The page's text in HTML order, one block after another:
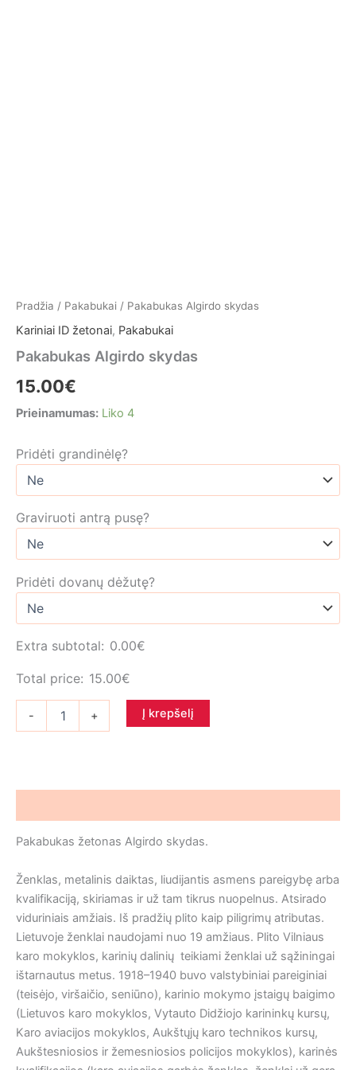
Pradžia / Pakabukai / Pakabukas Algirdo skydas
Kariniai ID žetonai, Pakabukai
Pakabukas Algirdo skydas
15.00€
Prieinamumas: Liko 4
Pridėti grandinėlę?
Graviruoti antrą pusę?
Pridėti dovanų dėžutę?
Extra subtotal: 0.00€
Total price: 15.00€
- + Į krepšelį
Pakabukas žetonas Algirdo skydas.
Ženklas, metalinis daiktas, liudijantis asmens pareigybę arba
kvalifikaciją, skiriamas ir už tam tikrus nuopelnus. Atsirado
viduriniais amžiais. Iš pradžių plito kaip piligrimų atributas.
Lietuvoje ženklai naudojami nuo 19 amžiaus. Plito Vilniaus
karo mokyklos, karinių dalinių teikiami ženklai už sąžiningai
ištarnautus metus. 1918–1940 buvo valstybiniai pareiginiai
(teisėjo, viršaičio, seniūno), karinio mokymo įstaigų baigimo
(Lietuvos karo mokyklos, Vytauto Didžiojo karininkų kursų,
Karo aviacijos mokyklos, Aukštųjų karo technikos kursų,
Aukštesniosios ir žemesniosios policijos mokyklos), karinės